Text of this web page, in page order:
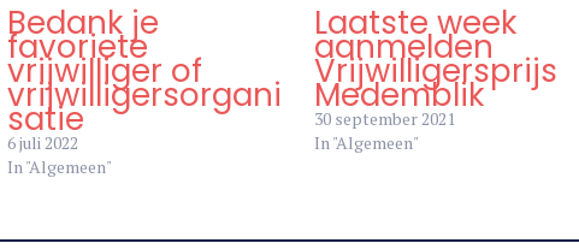
Bedank je
favoriete
vrijwilliger of
vrijwilligersorgani
satie
6 juli 2022
In "Algemeen"
Laatste week
aanmelden
Vrijwilligersprijs
Medemblik
30 september 2021
In "Algemeen"